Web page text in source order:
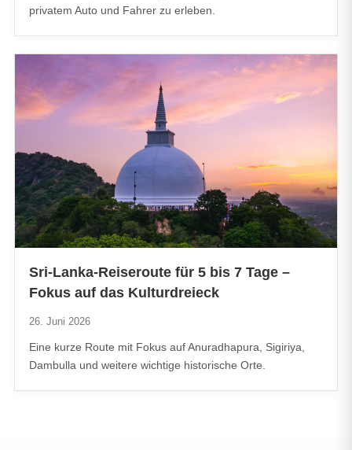
privatem Auto und Fahrer zu erleben.
Sri-Lanka-Reiseroute für 5 bis 7 Tage –
Fokus auf das Kulturdreieck
26. Juni 2026
Eine kurze Route mit Fokus auf Anuradhapura, Sigiriya,
Dambulla und weitere wichtige historische Orte.